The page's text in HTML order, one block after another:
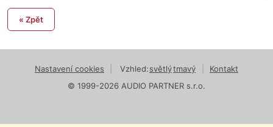
« Zpět
Nastavení cookies Vzhled:světlýtmavý
Kontakt
© 1999-2026 AUDIO PARTNER s.r.o.